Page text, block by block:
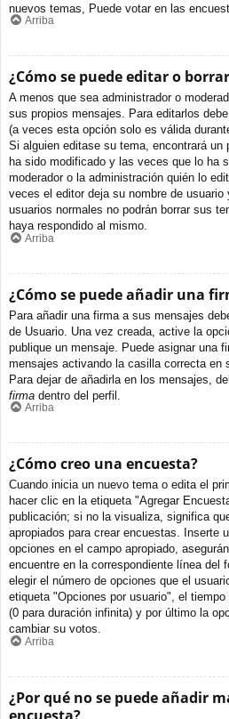
nuevos temas, Puede votar en las
Arriba
¿Cómo se puede editar o
A menos que sea administrador o
sus propios mensajes. Para editarlos
(a veces esta opción solo es válida
Si alguien editase su tema, encontrará un
ha sido modificado y las veces que lo ha
moderador o la administración quién lo
veces el editor deja su nombre de
usuarios normales no podrán borrar sus
haya respondido al mismo.
Arriba
¿Cómo se puede añadir una
Para añadir una firma a sus mensajes
de Usuario. Una vez creada, active la
publique un mensaje. Puede asignar una
mensajes activando la casilla correcta en
Para dejar de añadirla en los mensajes,
firma dentro del perfil.
Arriba
¿Cómo creo una encuesta?
Cuando inicia un nuevo tema o edita el
hacer clic en la etiqueta "Agregar
publicación; si no la visualiza, significa
apropiados para crear encuestas. Inserte
opciones en el campo apropiado,
encuentre en la correspondiente línea del
elegir el número de opciones que el
etiqueta "Opciones por usuario", el
(0 para duración infinita) y por último la
cambiar su votos.
Arriba
¿Por qué no se puede añadir